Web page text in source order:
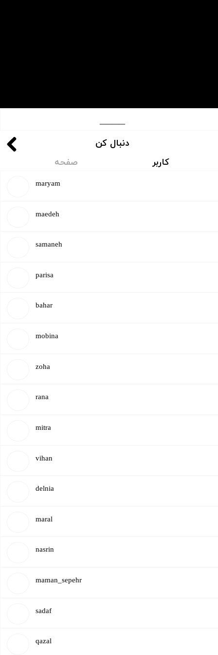
​​​____
دنبال کن
صفحه کاربر
maryam
​maedeh
​samaneh
parisa
​bahar
mobina
zoha
rana
​mitra
​vihan
delnia
maral
​nasrin
maman_sepehr
​sadaf
qazal